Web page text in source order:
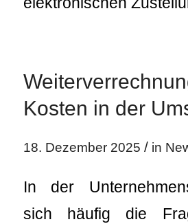
Kosten in der
18. Dezember 2025 / in
In der
sich häufig die